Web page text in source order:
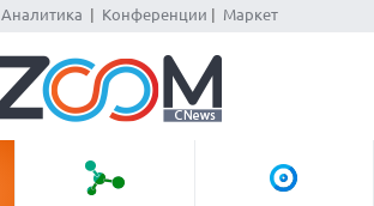
Аналитика Конференции Маркет